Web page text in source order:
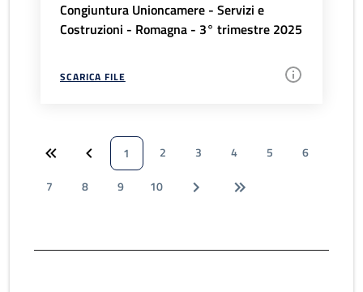
Congiuntura Unioncamere - Servizi e
Costruzioni - Romagna - 3° trimestre 2025
SCARICA FILE
1 2 3 4 5
6
7
8 9 10